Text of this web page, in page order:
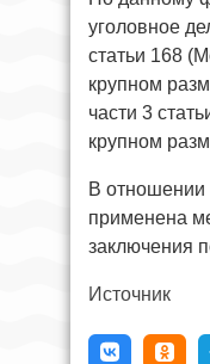
уголовное
статьи 168
крупном
части 3
крупном
В отношении
применена
заключения
Источник